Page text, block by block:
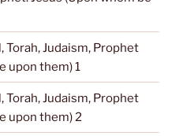
Torah, Judaism, Prophet
upon them) 1
Torah, Judaism, Prophet
upon them) 2